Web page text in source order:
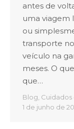
antes de
uma viagem
ou
transporte
veículo na
meses. O
que…
Blog Cuidados
1 de junho de